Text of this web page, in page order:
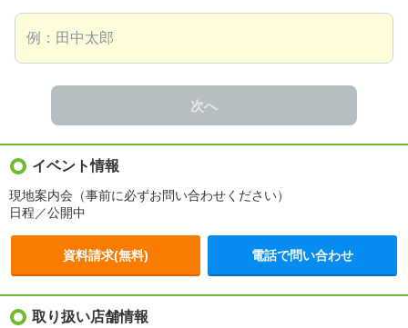
次へ
イベント情報
現地案内会（事前に必ずお問い合わせください）
日程／公開中
資料請求(無料) 電話で問い合わせ
取り扱い店舗情報